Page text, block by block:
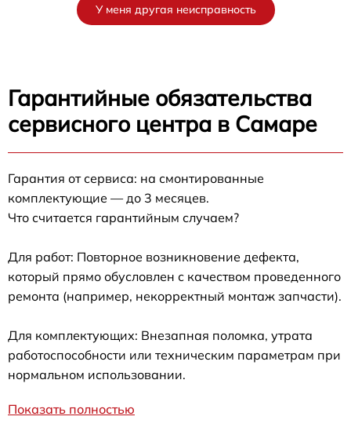
У меня другая неисправность
Гарантийные обязательства
сервисного центра в Самаре
Гарантия от сервиса: на смонтированные
комплектующие — до 3 месяцев.
Что считается гарантийным случаем?
Для работ: Повторное возникновение дефекта,
который прямо обусловлен с качеством проведенного
ремонта (например, некорректный монтаж запчасти).
Для комплектующих: Внезапная поломка, утрата
работоспособности или техническим параметрам при
нормальном использовании.
Показать полностью